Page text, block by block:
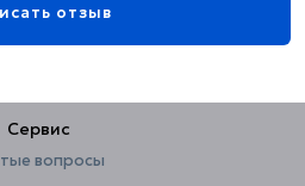
современный
круги
нет
отзыв
Сервис
вопросы